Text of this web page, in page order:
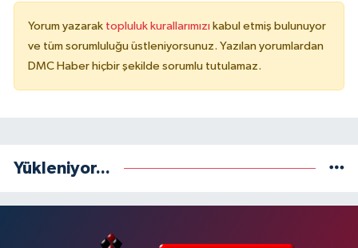
Yorum yazarak topluluk kurallarımızı kabul etmiş bulunuyor
ve tüm sorumluluğu üstleniyorsunuz. Yazılan yorumlardan
DMC Haber hiçbir şekilde sorumlu tutulamaz.
Yükleniyor...